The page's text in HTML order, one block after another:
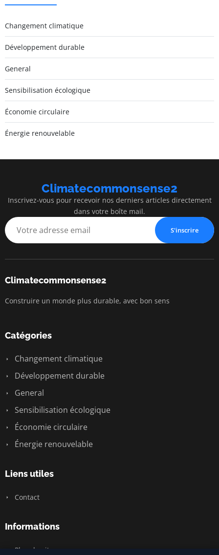
Changement climatique
Développement durable
General
Sensibilisation écologique
Économie circulaire
Énergie renouvelable
Climatecommonsense2
Inscrivez-vous pour recevoir nos derniers articles directement
dans votre boîte mail.
S'inscrire
Climatecommonsense2
Construire un monde plus durable, avec bon sens
Catégories
Changement climatique
Développement durable
General
Sensibilisation écologique
Économie circulaire
Énergie renouvelable
Liens utiles
Contact
Informations
Plan du site